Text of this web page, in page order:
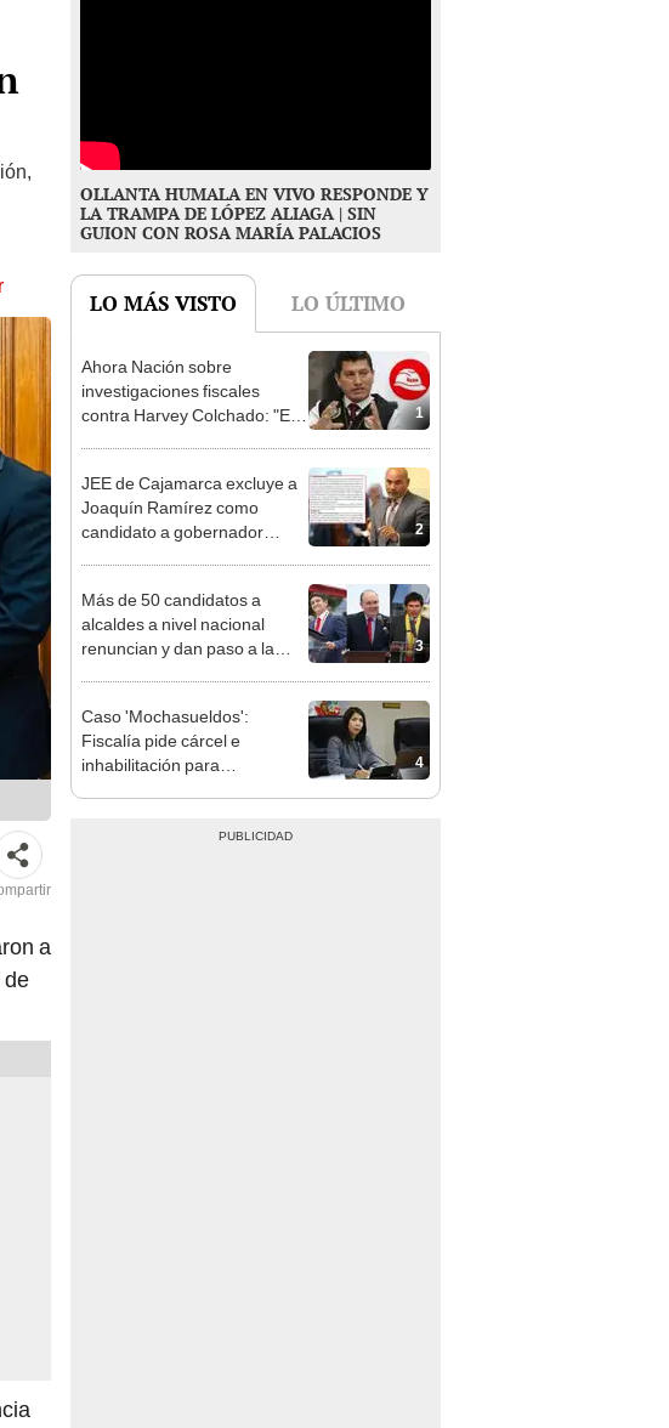
a
de
OLLANTA HUMALA EN VIVO RESPONDE Y
LA TRAMPA DE LÓPEZ ALIAGA | SIN
GUION CON ROSA MARÍA PALACIOS
LO MÁS VISTO LO ÚLTIMO
1
Ahora Nación sobre
investigaciones fiscales
contra Harvey Colchado: "El
2
JEE de Cajamarca excluye a
Joaquín Ramírez como
candidato a gobernador
3
Más de 50 candidatos a
alcaldes a nivel nacional
renuncian y dan paso a la
4
Caso 'Mochasueldos':
Fiscalía pide cárcel e
inhabilitación para